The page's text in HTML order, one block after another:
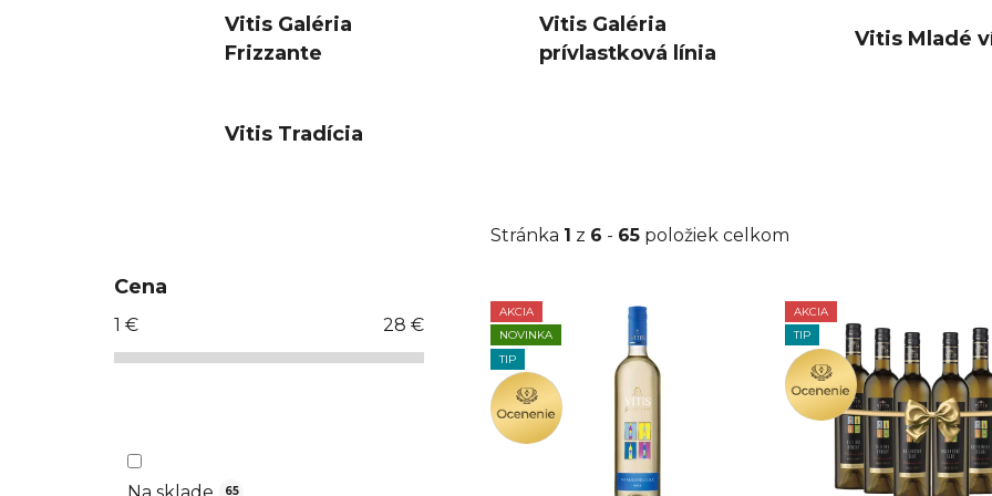
Vitis Galéria
Frizzante
Vitis Galéria
prívlastková línia
Vitis Mladé
Vitis Tradícia
Cena
1 € 28 €
65
Stránka 1 z 6 - 65 položiek celkom
V
ý
p
i
s
AKCIA
NOVINKA
TIP
OCENENIE
AKCIA
TIP
OCENENIE